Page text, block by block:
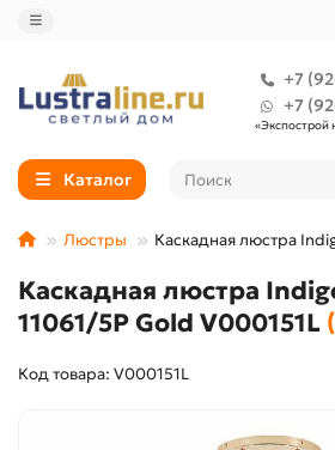
+7
+7
«Экспострой
Каталог
Люстры Каскадная люстра
Каскадная люстра
11061/5P Gold V000151L
Код товара: V000151L